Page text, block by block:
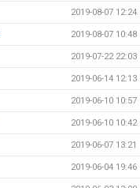
2019-08-07 12:24
2019-08-07 10:48
2019-07-22 22:03
2019-06-14 12:13
2019-06-10 10:57
2019-06-10 10:42
2019-06-07 13:21
2019-06-04 19:46